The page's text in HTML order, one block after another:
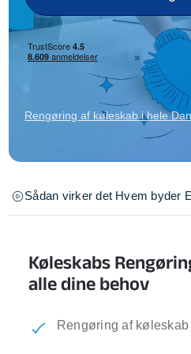
Rengøring af køleskab i hele
Sådan virker det Hvem byder
Køleskabs
alle dine behov
Rengøring af køleskab